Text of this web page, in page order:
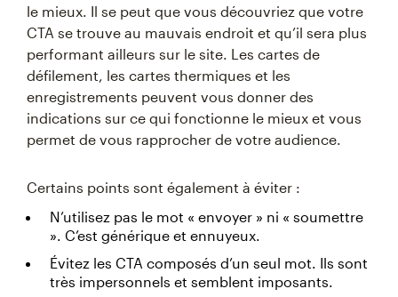
le mieux. Il se peut que vous découvriez que votre
CTA se trouve au mauvais endroit et qu’il sera plus
performant ailleurs sur le site. Les cartes de
défilement, les cartes thermiques et les
enregistrements peuvent vous donner des
indications sur ce qui fonctionne le mieux et vous
permet de vous rapprocher de votre audience.
Certains points sont également à éviter :
N’utilisez pas le mot « envoyer » ni « soumettre
». C’est générique et ennuyeux.
Évitez les CTA composés d’un seul mot. Ils sont
très impersonnels et semblent imposants.